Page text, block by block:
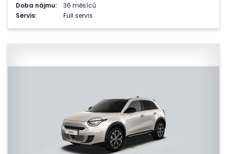
Doba nájmu:
36 měsíců
Servis:
Full servis